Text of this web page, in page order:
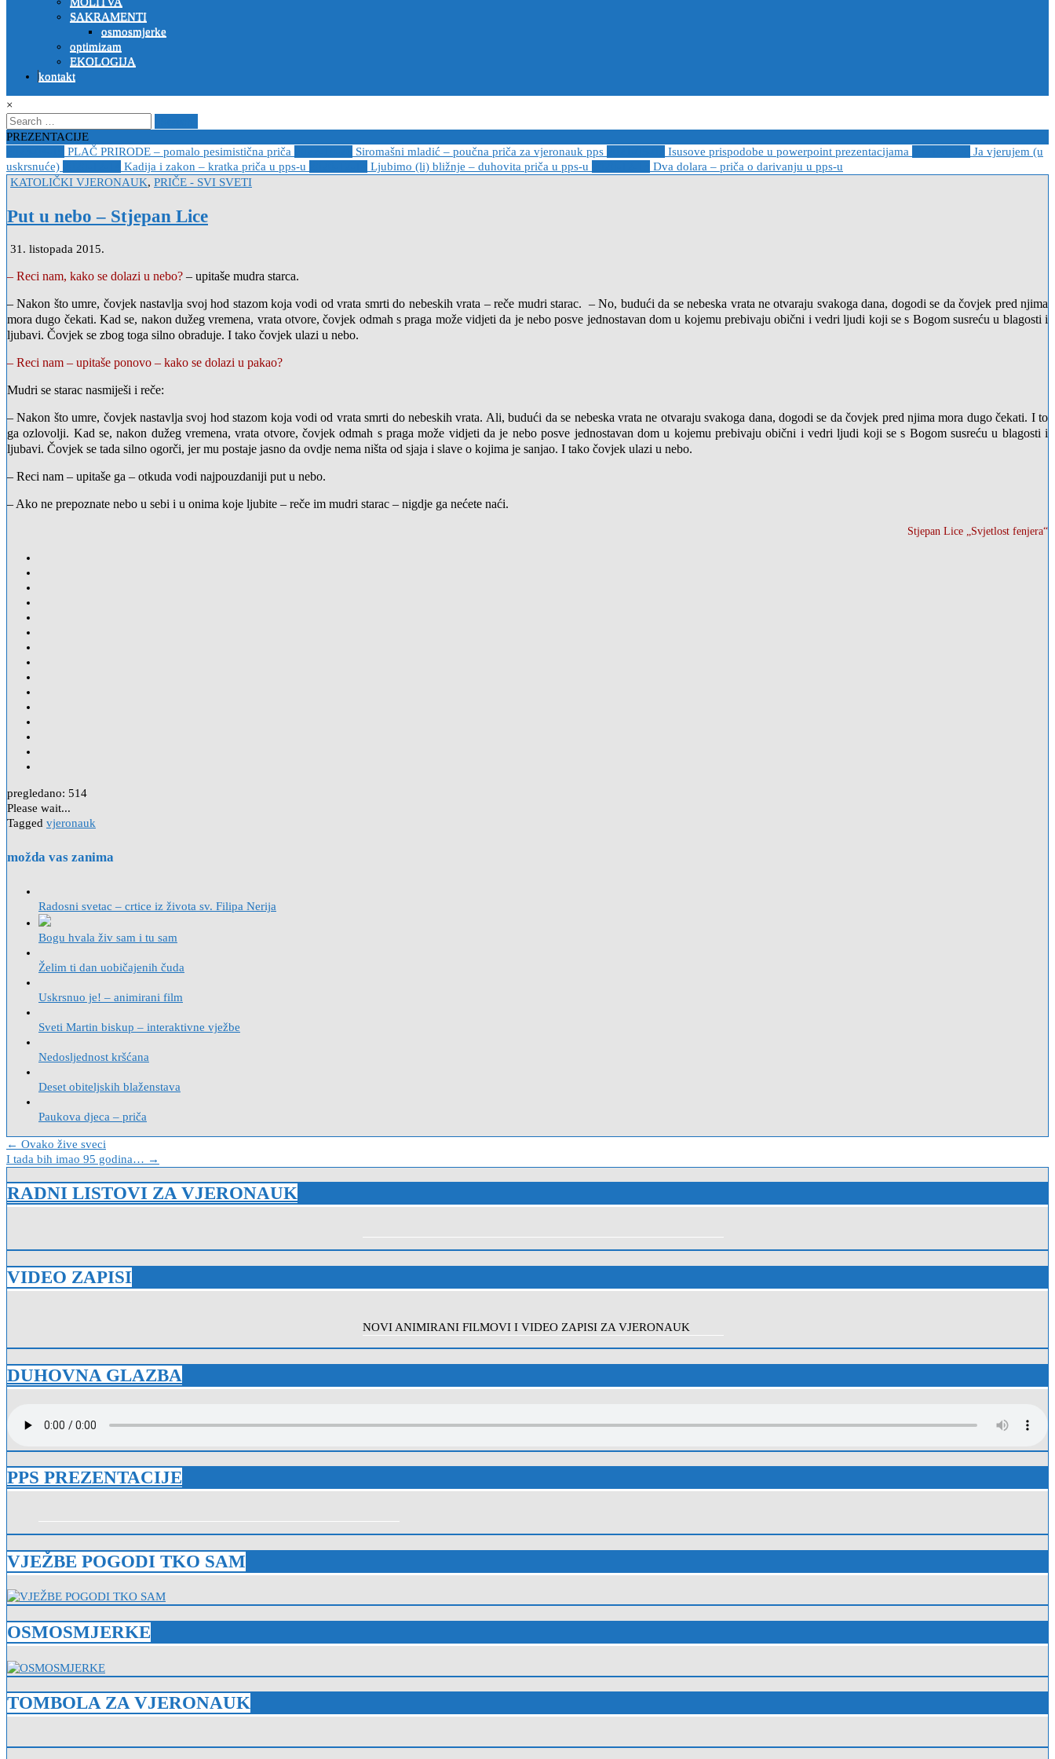
SAKRAMENTI
osmosmjerke
optimizam
EKOLOGIJA
kontakt
×
Search
for:
PREZENTACIJE
PLAČ PRIRODE – pomalo pesimistična priča Siromašni mladić – poučna priča za vjeronauk pps Isusove prispodobe u powerpoint prezentacijama
Ja vjerujem (u
uskrsnuće)
Kadija i zakon – kratka priča u pps-u Ljubimo (li) bližnje – duhovita priča u pps-u
Dva dolara – priča o darivanju u pps-u
Posted
KATOLIČKI VJERONAUK, PRIČE - SVI SVETI
Put u nebo – Stjepan Lice
31. listopada 2015.
– Reci nam, kako se dolazi u nebo? – upitaše mudra starca.
– Nakon što umre, čovjek nastavlja svoj hod stazom koja vodi od vrata smrti do nebeskih vrata – reče mudri starac. – No, budući da se nebeska vrata ne otvaraju svakoga dana, dogodi se da čovjek pred njima
mora dugo čekati. Kad se, nakon dužeg vremena, vrata otvore, čovjek odmah s praga može vidjeti da je nebo posve jednostavan dom u kojemu prebivaju obični i vedri ljudi koji se s Bogom susreću u blagosti i
ljubavi. Čovjek se zbog toga silno obraduje. I tako čovjek ulazi u nebo.
– Reci nam – upitaše ponovo – kako se dolazi u pakao?
Mudri se starac nasmiješi i reče:
– Nakon što umre, čovjek nastavlja svoj hod stazom koja vodi od vrata smrti do nebeskih vrata. Ali, budući da se nebeska vrata ne otvaraju svakoga dana, dogodi se da čovjek pred njima mora dugo čekati. I to
ga ozlovolji. Kad se, nakon dužeg vremena, vrata otvore, čovjek odmah s praga može vidjeti da je nebo posve jednostavan dom u kojemu prebivaju obični i vedri ljudi koji se s Bogom susreću u blagosti i
ljubavi. Čovjek se tada silno ogorči, jer mu postaje jasno da ovdje nema ništa od sjaja i slave o kojima je sanjao. I tako čovjek ulazi u nebo.
– Reci nam – upitaše ga – otkuda vodi najpouzdaniji put u nebo.
– Ako ne prepoznate nebo u sebi i u onima koje ljubite – reče im mudri starac – nigdje ga nećete naći.
Stjepan Lice „Svjetlost fenjera“
pregledano: 514
Please wait...
Tagged vjeronauk
možda vas zanima
Radosni svetac – crtice iz života sv. Filipa Nerija
Bogu hvala živ sam i tu sam
Želim ti dan uobičajenih čuda
Uskrsnuo je! – animirani film
Sveti Martin biskup – interaktivne vježbe
Nedosljednost kršćana
Deset obiteljskih blaženstava
Paukova djeca – priča
Navigacija
objava
← Ovako žive sveci
I tada bih imao 95 godina… →
RADNI LISTOVI ZA VJERONAUK
VIDEO ZAPISI
NOVI ANIMIRANI FILMOVI I VIDEO ZAPISI ZA VJERONAUK
DUHOVNA GLAZBA
PPS PREZENTACIJE
VJEŽBE POGODI TKO SAM
OSMOSMJERKE
TOMBOLA ZA VJERONAUK